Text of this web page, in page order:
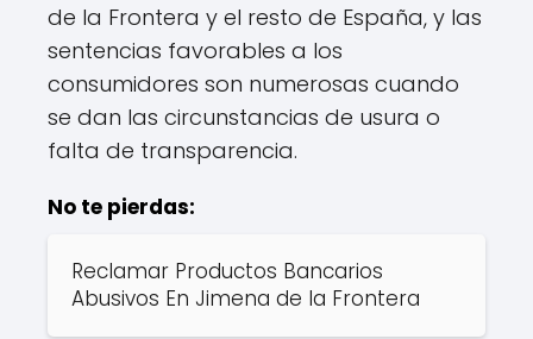
de la Frontera y el resto de España, y las
sentencias favorables a los
consumidores son numerosas cuando
se dan las circunstancias de usura o
falta de transparencia.
No te pierdas:
Reclamar Productos Bancarios
Abusivos En Jimena de la Frontera